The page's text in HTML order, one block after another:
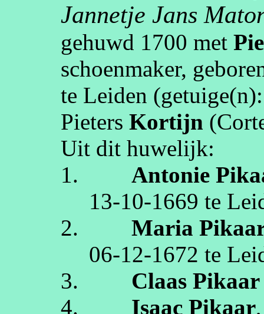
Jannetje Jans
gehuwd 1700 met
schoenmaker,
te Leiden
Pieters Kortijn (
Uit dit huwelijk:
1.
Antonie
13‑10‑1669 te
2.
Maria
06‑12‑1672 te
3.
Claas Pikaar
4.
Isaac Pikaar